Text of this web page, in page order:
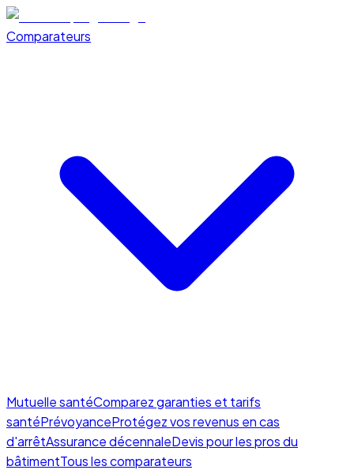
Comparateurs
Mutuelle santéComparez garanties et tarifs
santéPrévoyanceProtégez vos revenus en cas
d'arrêtAssurance décennaleDevis pour les pros du
bâtimentTous les comparateurs